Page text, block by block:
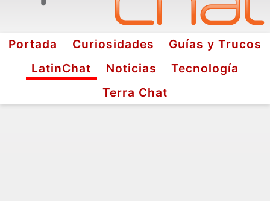
Portada Curiosidades
Guías y Trucos
LatinChat
Noticias
Tecnología
Terra Chat